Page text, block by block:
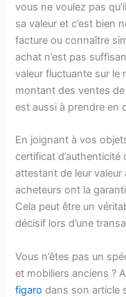
vous ne voulez pas
sa valeur et c’est bien
facture ou connaître
achat n’est pas
valeur fluctuante sur le
montant des ventes
est aussi à prendre en
En joignant à vos
certificat d’authenticité
attestant de leur
acheteurs ont la
Cela peut être un
décisif lors d’une
Vous n’êtes pas un
et mobiliers anciens ?
figaro dans son article